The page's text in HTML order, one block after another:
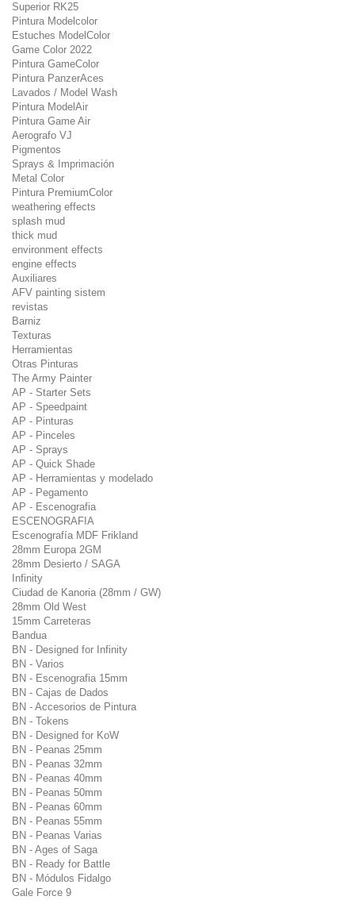
Superior RK25
Pintura Modelcolor
Estuches ModelColor
Game Color 2022
Pintura GameColor
Pintura PanzerAces
Lavados / Model Wash
Pintura ModelAir
Pintura Game Air
Aerografo VJ
Pigmentos
Sprays & Imprimación
Metal Color
Pintura PremiumColor
weathering effects
splash mud
thick mud
environment effects
engine effects
Auxiliares
AFV painting sistem
revistas
Barniz
Texturas
Herramientas
Otras Pinturas
The Army Painter
AP - Starter Sets
AP - Speedpaint
AP - Pinturas
AP - Pinceles
AP - Sprays
AP - Quick Shade
AP - Herramientas y modelado
AP - Pegamento
AP - Escenografia
ESCENOGRAFIA
Escenografía MDF Frikland
28mm Europa 2GM
28mm Desierto / SAGA
Infinity
Ciudad de Kanoria (28mm / GW)
28mm Old West
15mm Carreteras
Bandua
BN - Designed for Infinity
BN - Varios
BN - Escenografia 15mm
BN - Cajas de Dados
BN - Accesorios de Pintura
BN - Tokens
BN - Designed for KoW
BN - Peanas 25mm
BN - Peanas 32mm
BN - Peanas 40mm
BN - Peanas 50mm
BN - Peanas 60mm
BN - Peanas 55mm
BN - Peanas Varias
BN - Ages of Saga
BN - Ready for Battle
BN - Módulos Fidalgo
Gale Force 9